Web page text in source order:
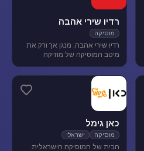
רדיו שירי אהבה
מוסיקה
רדיו שירי אהבה, מנגן אך ורק את
מיטב המוסיקה של מוזיקה
והלהקות הטובות של שנות ה-80-
כאן גימל
מוסיקה ישראלי
הבית של המוסיקה הישראלית.